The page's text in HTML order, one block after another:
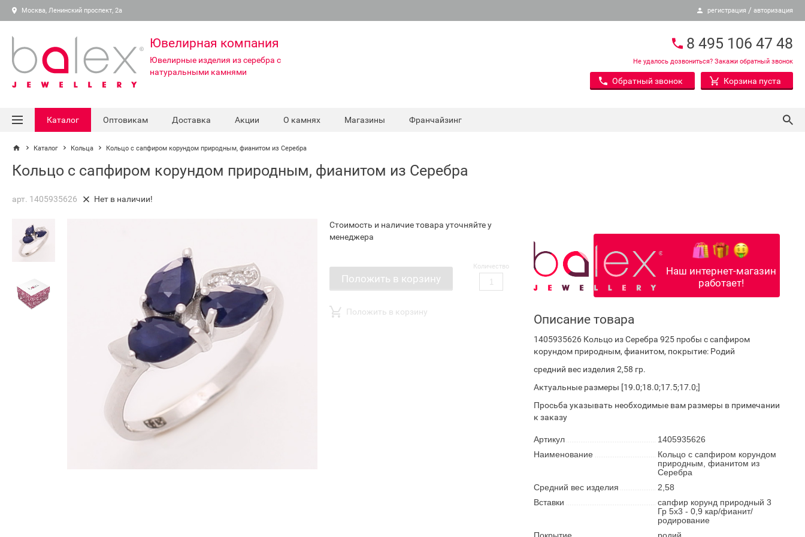
Москва, Ленинский проспект, 2а регистрация / авторизация
Ювелирная компания
Ювелирные изделия из серебра с
натуральными камнями
8 495 106 47 48
Не удалось дозвониться? Закажи обратный звонок
Обратный звонок Корзина пуста
Каталог Оптовикам Доставка Акции О камнях Магазины Франчайзинг
Каталог Кольца Кольцо с сапфиром корундом природным, фианитом из Серебра
Кольцо с сапфиром корундом природным, фианитом из Серебра
арт. 1405935626 Нет в наличии!
Стоимость и наличие товара уточняйте у
менеджера
Положить в корзину
Количество
Положить в корзину
Наш интернет-магазин
работает!
Описание товара
1405935626 Кольцо из Серебра 925 пробы с сапфиром
корундом природным, фианитом, покрытие: Родий
средний вес изделия 2,58 гр.
Актуальные размеры [19.0;18.0;17.5;17.0;]
Просьба указывать необходимые вам размеры в примечании
к заказу
Артикул
1405935626
Наименование
Кольцо с сапфиром корундом
природным, фианитом из
Серебра
Средний вес изделия
2,58
Вставки
сапфир корунд природный 3
Гр 5х3 - 0,9 кар/фианит/
родирование
Покрытие
родий